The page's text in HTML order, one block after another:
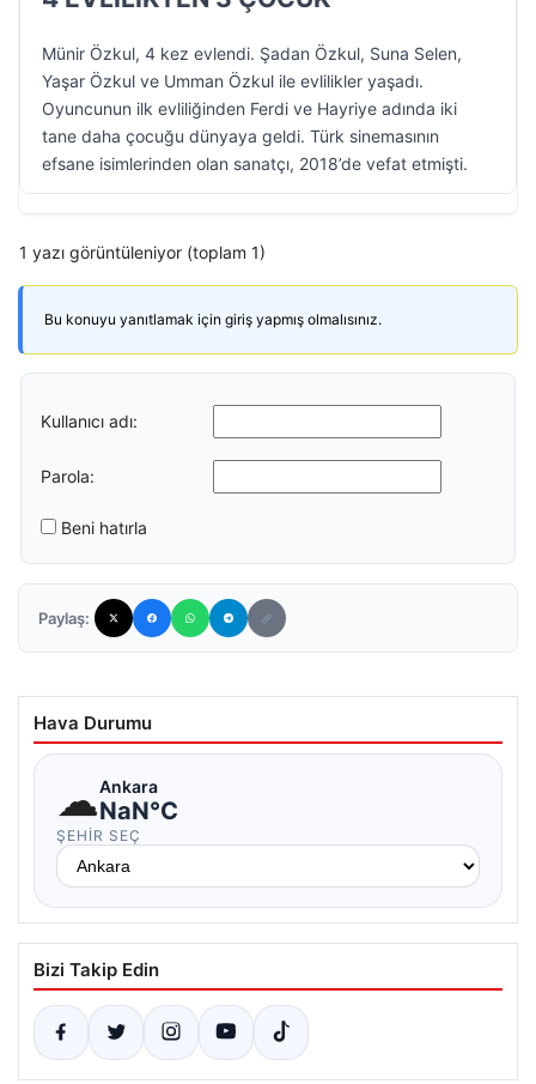
Münir Özkul, 4 kez evlendi. Şadan Özkul, Suna Selen,
Yaşar Özkul ve Umman Özkul ile evlilikler yaşadı.
Oyuncunun ilk evliliğinden Ferdi ve Hayriye adında iki
tane daha çocuğu dünyaya geldi. Türk sinemasının
efsane isimlerinden olan sanatçı, 2018’de vefat etmişti.
1 yazı görüntüleniyor (toplam 1)
Bu konuyu yanıtlamak için giriş yapmış olmalısınız.
Kullanıcı adı:
Parola:
Beni hatırla
Paylaş:
Hava Durumu
☁Ankara
NaN°C
ŞEHIR SEÇ
Bizi Takip Edin